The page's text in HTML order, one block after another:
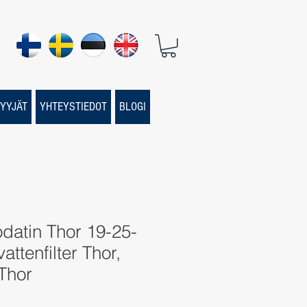
YHTEYSTIEDOT BLOGI
Thor 19-25-
Thor,